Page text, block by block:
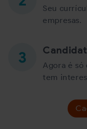
Seu
empresas.
Agora é só
tem